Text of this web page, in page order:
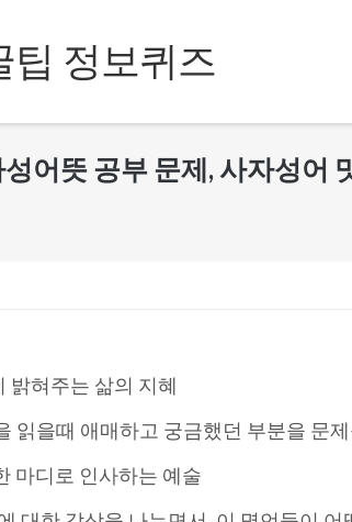
팁 정보퀴즈
어뜻 공부 문제, 사자성어
밝혀주는 삶의 지혜
읽을때 애매하고 궁금했던 부분을 문
마디로 인사하는 예술